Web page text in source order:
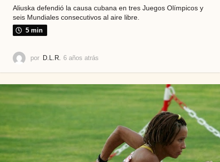
Aliuska defendió la causa cubana en tres Juegos Olímpicos y
seis Mundiales consecutivos al aire libre.
5 min
por D.L.R. 6 años atrás
o
á